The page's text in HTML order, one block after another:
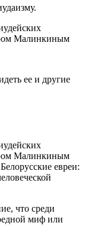
Малинкиным
ее и другие
Малинкиным
евреи:
что среди
миф или